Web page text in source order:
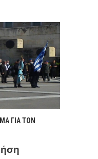
ΓΙΑ ΤΟΝ